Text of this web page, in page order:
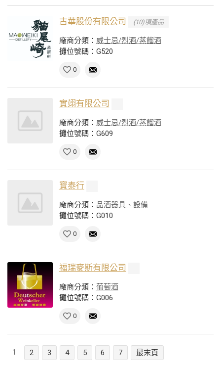
古華股份有限公司 (10)項產品
廠商分類： 威士忌/烈酒/蒸餾酒
攤位號碼：G520
0
實翊有限公司
廠商分類： 威士忌/烈酒/蒸餾酒
攤位號碼：G609
0
寶泰行
廠商分類： 品酒器具、設備
攤位號碼：G010
0
福瑞麥斯有限公司
廠商分類： 葡萄酒
攤位號碼：G006
0
1 2 3 4 5 6 7 最末頁